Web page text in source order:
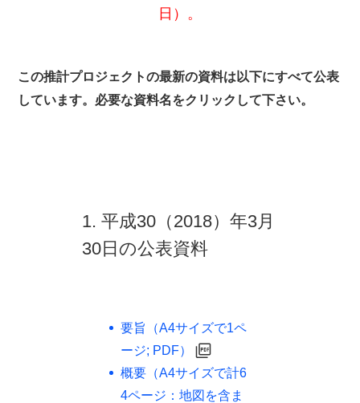
日）。
この推計プロジェクトの最新の資料は以下にすべて公表
しています。必要な資料名をクリックして下さい。
1. 平成30（2018）年3月
30日の公表資料
要旨（A4サイズで1ペ
ージ; PDF）
概要（A4サイズで計6
4ページ：地図を含ま